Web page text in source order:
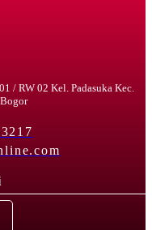
/ RW 02 Kel. Padasuka Kec.